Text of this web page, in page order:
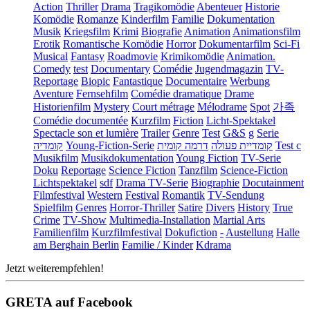
Action Thriller Drama Tragikomödie Abenteuer Historie
Komödie Romanze Kinderfilm Familie Dokumentation
Musik Kriegsfilm Krimi Biografie Animation Animationsfilm
Erotik Romantische Komödie Horror Dokumentarfilm Sci-Fi
Musical Fantasy Roadmovie Krimikomödie Animation.
Comedy test Documentary Comédie Jugendmagazin TV-
Reportage Biopic Fantastique Documentaire Werbung
Aventure Fernsehfilm Comédie dramatique Drame
Historienfilm Mystery Court métrage Mélodrame Spot 가족
Comédie documentée Kurzfilm Fiction Licht-Spektakel
Spectacle son et lumière Trailer Genre Test G&S g Serie
קומדיה Young-Fiction-Serie קומדיית פעולה דרמה קומית
Test c
Musikfilm Musikdokumentation Young Fiction TV-Serie
Doku Reportage Science Fiction Tanzfilm Science-Fiction
Lichtspektakel sdf Drama TV-Serie Biographie Docutainment
Filmfestival Western Festival Romantik TV-Sendung
Spielfilm Genres Horror-Thriller Satire Divers History True
Crime TV-Show Multimedia-Installation Martial Arts
Familienfilm Kurzfilmfestival Dokufiction - Austellung Halle
am Berghain Berlin Familie / Kinder Kdrama
Jetzt weiterempfehlen!
GRETA auf Facebook